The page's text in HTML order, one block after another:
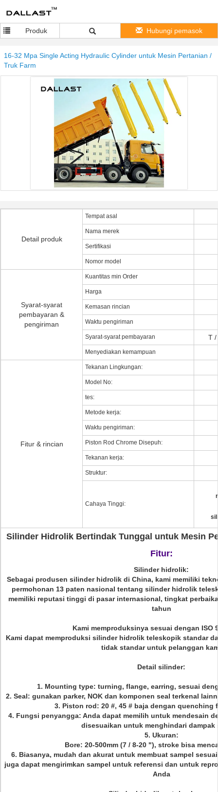
Produk Hubungi pemasok
16-32 Mpa Single Acting Hydraulic Cylinder untuk Mesin Pertanian /
Truk Farm
Detail produk
Tempat asal
Nama merek
Sertifikasi
Nomor model
Syarat-syarat
pembayaran &
pengiriman
Kuantitas min Order
Harga
Kemasan rincian
Waktu pengiriman
Syarat-syarat pembayaran T /
Menyediakan kemampuan
Fitur & rincian
Tekanan Lingkungan:
Model No:
tes:
Metode kerja:
Waktu pengiriman:
Piston Rod Chrome Disepuh:
Tekanan kerja:
Struktur:
Cahaya Tinggi:
Silinder Hidrolik Bertindak Tunggal untuk Mesin
Fitur:
Silinder hidrolik:
Sebagai produsen silinder hidrolik di China, kami memiliki
permohonan 13 paten nasional tentang silinder hidrolik
memiliki reputasi tinggi di pasar internasional, tingkat
tahun
Kami memproduksinya sesuai dengan ISO
Kami dapat memproduksi silinder hidrolik teleskopik standar
tidak standar untuk pelanggan
Detail silinder:
1. Mounting type: turning, flange, earring, sesuai
2. Seal: gunakan parker, NOK dan komponen seal terkenal
3. Piston rod: 20 #, 45 # baja dengan quenching
4. Fungsi penyangga: Anda dapat memilih untuk mendesain
disesuaikan untuk menghindari dampak
5. Ukuran:
Bore: 20-500mm (7 / 8-20 "), stroke bisa
6. Biasanya, mudah dan akurat untuk membuat sampel
juga dapat mengirimkan sampel untuk referensi dan untuk
Anda